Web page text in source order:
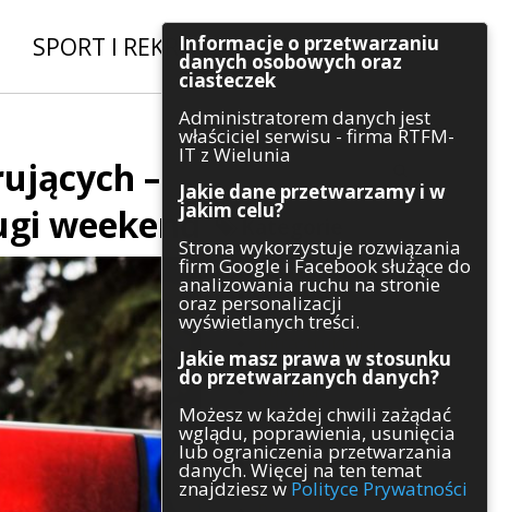
SPORT I REKREACJA|INWESTYCJE
Szukaj
Kategorie
Architektura
Gospodarka
Handel
Komunikaty
Kultura
Polityka
Pozostałe
Psychologia
Rolnictwo
–
weekend
Informacje o przetwarzaniu
danych osobowych oraz
ciasteczek
Administratorem danych jest
właściciel serwisu - firma RTFM-
IT z Wielunia
Jakie dane przetwarzamy i w
jakim celu?
Strona wykorzystuje rozwiązania
firm Google i Facebook służące do
analizowania ruchu na stronie
oraz personalizacji
wyświetlanych treści.
Jakie masz prawa w stosunku
do przetwarzanych danych?
Możesz w każdej chwili zażądać
wglądu, poprawienia, usunięcia
lub ograniczenia przetwarzania
danych. Więcej na ten temat
znajdziesz w Polityce Prywatności